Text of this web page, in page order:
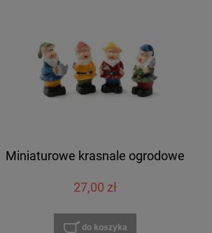
Miniaturowe krasnale ogrodowe
27,00 zł
do koszyka